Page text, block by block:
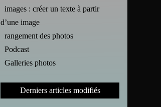
images : créer un texte à partir
d’une image
rangement des photos
Podcast
Galleries photos
Derniers articles modifiés